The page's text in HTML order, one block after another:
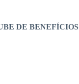
DE BENEFÍCIOS